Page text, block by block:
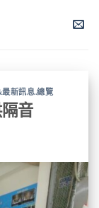
最新訊息.總覽
音